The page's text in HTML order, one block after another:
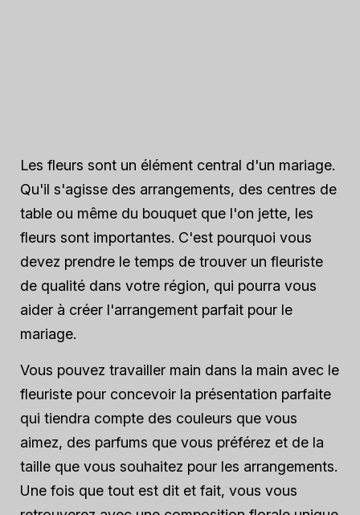
Les fleurs sont un élément central d'un mariage.
Qu'il s'agisse des arrangements, des centres de
table ou même du bouquet que l'on jette, les
fleurs sont importantes. C'est pourquoi vous
devez prendre le temps de trouver un fleuriste
de qualité dans votre région, qui pourra vous
aider à créer l'arrangement parfait pour le
mariage.
Vous pouvez travailler main dans la main avec le
fleuriste pour concevoir la présentation parfaite
qui tiendra compte des couleurs que vous
aimez, des parfums que vous préférez et de la
taille que vous souhaitez pour les arrangements.
Une fois que tout est dit et fait, vous vous